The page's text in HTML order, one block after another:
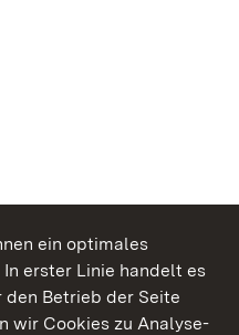
ein optimales
erster Linie handelt es
den Betrieb der Seite
wir Cookies zu Analyse-